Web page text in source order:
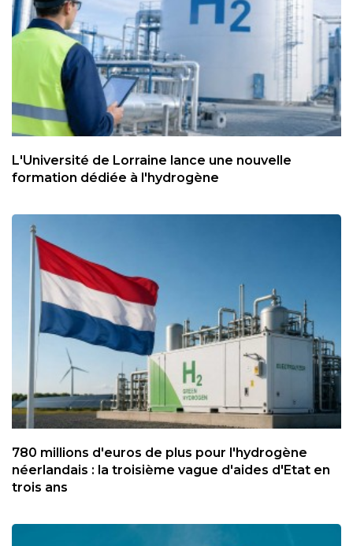
L'Université de Lorraine lance une nouvelle
formation dédiée à l'hydrogène
780 millions d'euros de plus pour l'hydrogène
néerlandais : la troisième vague d'aides d'Etat en
trois ans